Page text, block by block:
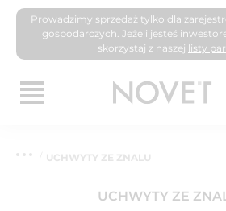
Prowadzimy sprzedaż tylko dla
gospodarczych. Jeżeli jesteś
skorzystaj z naszej listy
UCHWYTY ZE ZNALU
UCHWYTY ZE